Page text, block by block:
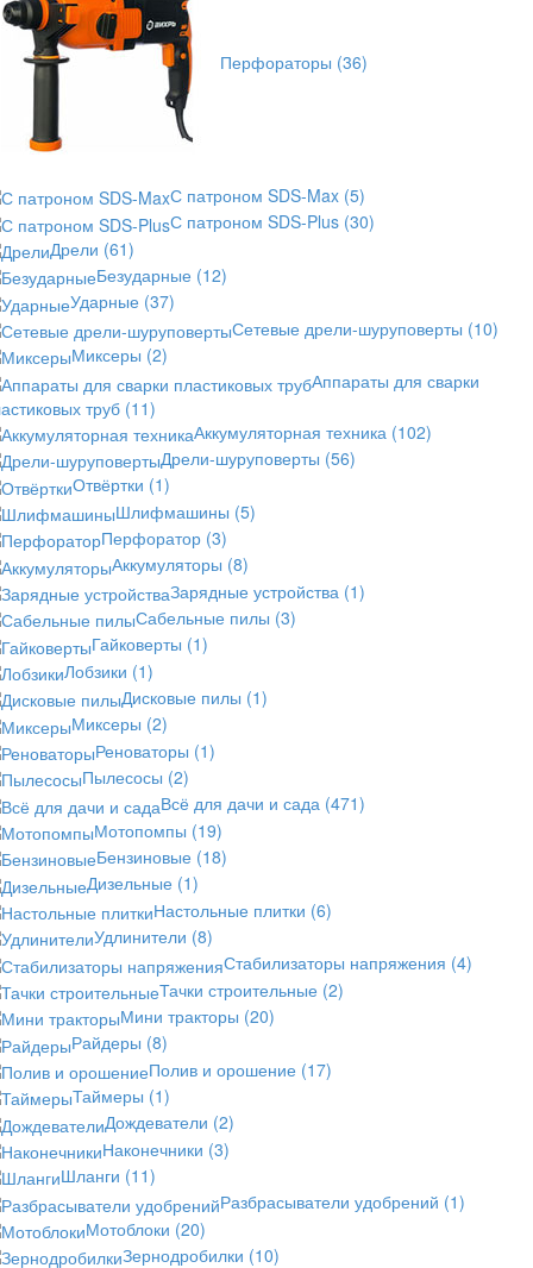
Перфораторы (36)
С патроном SDS-Max (5)
С патроном SDS-Plus (30)
Дрели (61)
Безударные (12)
Ударные (37)
Сетевые дрели-шуруповерты (10)
Миксеры (2)
Аппараты для сварки
труб (11)
Аккумуляторная техника (102)
Дрели-шуруповерты (56)
Отвёртки (1)
Шлифмашины (5)
Перфоратор (3)
Аккумуляторы (8)
Зарядные устройства (1)
Сабельные пилы (3)
Гайковерты (1)
Лобзики (1)
Дисковые пилы (1)
Миксеры (2)
Реноваторы (1)
Пылесосы (2)
Всё для дачи и сада (471)
Мотопомпы (19)
Бензиновые (18)
Дизельные (1)
Настольные плитки (6)
Удлинители (8)
Стабилизаторы напряжения (4)
Тачки строительные (2)
Мини тракторы (20)
Райдеры (8)
Полив и орошение (17)
Таймеры (1)
Дождеватели (2)
Наконечники (3)
Шланги (11)
Разбрасыватели удобрений (1)
Мотоблоки (20)
Зернодробилки (10)